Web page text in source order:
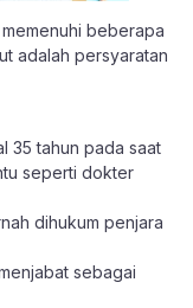
beberapa
adalah persyaratan
35 tahun pada saat
seperti dokter
dihukum penjara
sebagai